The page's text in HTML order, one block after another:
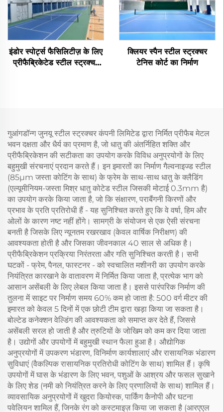
इंडोर स्पोर्ट्स फैसिलिटीज़ के लिए
प्रीफैब्रिकेटेड स्टील स्ट्रक्चर
क्लियर स्पैन स्टील स्ट्रक्चर
टेनिस कोर्ट का निर्माण
गुआंगडॉन्ग जुनयू स्टील स्ट्रक्चर कंपनी लिमिटेड द्वारा निर्मित प्रीफैब मेटल
भवन दक्षता और धैर्य का प्रमाण है, जो धातु की अंतर्निहित शक्ति और
प्रीफैब्रिकेशन की सटीकता का उपयोग करके विविध अनुप्रयोगों के लिए
बहुमुखी संरचनाएं प्रदान करते हैं। इन इमारतों का निर्माण गैल्वनाइज्ड स्टील
(85μm जस्ता कोटिंग के साथ) के फ्रेम के साथ-साथ धातु के क्लैडिंग
(एल्यूमीनियम-जस्ता मिश्र धातु कोटेड स्टील जिसकी मोटाई 0.3mm है)
का उपयोग करके किया जाता है, जो कि संक्षारण, पराबैंगनी किरणों और
प्रभाव के प्रति प्रतिरोधी हैं - यह सुनिश्चित करते हुए कि वे वर्षा, हिम और
ओलों के कारण नष्ट नहीं होंगे। सामग्री के संयोजन से एक ऐसी संरचना
बनती है जिसके लिए न्यूनतम रखरखाव (केवल वार्षिक निरीक्षण) की
आवश्यकता होती है और जिसका जीवनकाल 40 साल से अधिक है।
प्रीफैब्रिकेशन प्रक्रिया निरंतरता और गति सुनिश्चित करती है। सभी
घटकों - फ्रेम, पैनल, फास्टनर - को स्वचालित मशीनरी का उपयोग करके
नियंत्रित कारखाने के वातावरण में निर्मित किया जाता है, प्रत्येक भाग को
आसान असेंबली के लिए लेबल किया जाता है। इससे पारंपरिक निर्माण की
तुलना में साइट पर निर्माण समय 60% कम हो जाता है: 500 वर्ग मीटर की
इमारत को केवल 5 दिनों में एक छोटी टीम द्वारा खड़ा किया जा सकता है।
बोल्टेड कनेक्शन वेल्डिंग की आवश्यकता को समाप्त कर देते हैं, जिससे
असेंबली सरल हो जाती है और त्रुटियों के जोखिम को कम कर दिया जाता
है। उद्योगों और उपयोगों में बहुमुखी स्थान फैला हुआ है। औद्योगिक
अनुप्रयोगों में उपकरण भंडारण, विनिर्माण कार्यशालाएं और रासायनिक भंडारण
सुविधाएं (वैकल्पिक रासायनिक प्रतिरोधी कोटिंग के साथ) शामिल हैं। कृषि
उपयोगों में घास के भंडारण के लिए भवन, पशुओं के आश्रय और फसल सुखाने
के लिए शेड (नमी को नियंत्रित करने के लिए प्रणालियों के साथ) शामिल हैं।
व्यावसायिक अनुप्रयोगों में खुदरा कियोस्क, पार्किंग कैनोपी और घटना
पवेलियन शामिल हैं, जिनके रंग को कस्टमाइज़ किया जा सकता है (आरएएल